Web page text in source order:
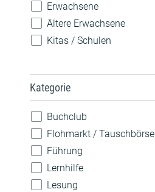
Erwachsene
Ältere Erwachsene
Kitas / Schulen
Kategorie
Buchclub
Flohmarkt / Tauschbörse
Führung
Lernhilfe
Lesung